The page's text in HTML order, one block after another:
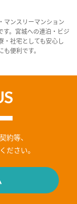
マンスリーマンション
す。宮城への連泊・ビジ
・社宅としても安心し
便利です。
約等、
ださい。